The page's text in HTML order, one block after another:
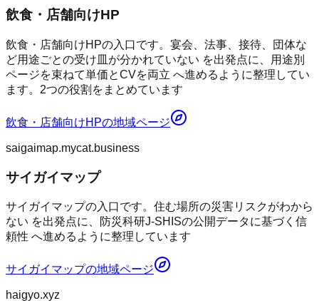
飲食・店舗向けHP
飲食・店舗向けHPの入口です。宴会、法事、接待、団体な
ど用途ごとの受け皿が分かれていない を出発点に、用途別
ページを束ねて単価とCVを両立 へ進めるように整理してい
ます。2つの役割をまとめています
飲食・店舗向けHPの地域ページ
saigaimap.mycat.business
サイガイマップ
サイガイマップの入口です。住む場所の災害リスクがわから
ない を出発点に、防災科研J-SHISの公開データに基づく信
頼性 へ進めるように整理しています
サイガイマップの地域ページ
haigyo.xyz